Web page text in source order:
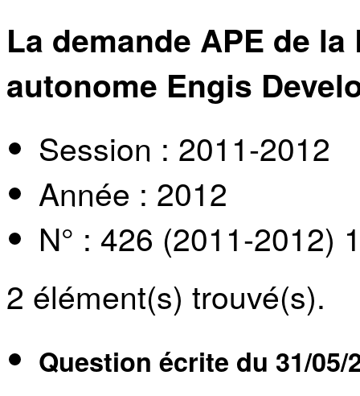
La demande APE de
autonome Engis
Session : 2011-2012
Année : 2012
N° : 426 (2011-2012)
2 élément(s) trouvé(s).
Question écrite du 31/05/